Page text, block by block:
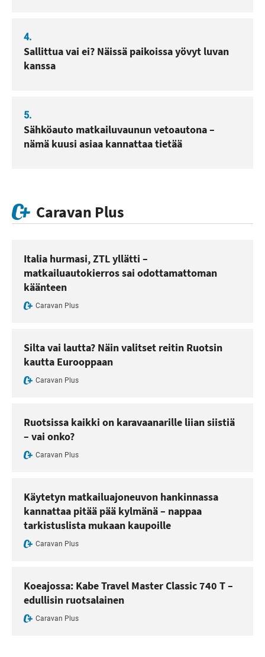
4.
Sallittua vai ei? Näissä paikoissa yövyt luvan
kanssa
5.
Sähköauto matkailuvaunun vetoautona –
nämä kuusi asiaa kannattaa tietää
Caravan Plus
Italia hurmasi, ZTL yllätti –
matkailuautokierros sai odottamattoman
käänteen
Caravan Plus
Silta vai lautta? Näin valitset reitin Ruotsin
kautta Eurooppaan
Caravan Plus
Ruotsissa kaikki on karavaanarille liian siistiä
– vai onko?
Caravan Plus
Käytetyn matkailuajoneuvon hankinnassa
kannattaa pitää pää kylmänä – nappaa
tarkistuslista mukaan kaupoille
Caravan Plus
Koeajossa: Kabe Travel Master Classic 740 T –
edullisin ruotsalainen
Caravan Plus